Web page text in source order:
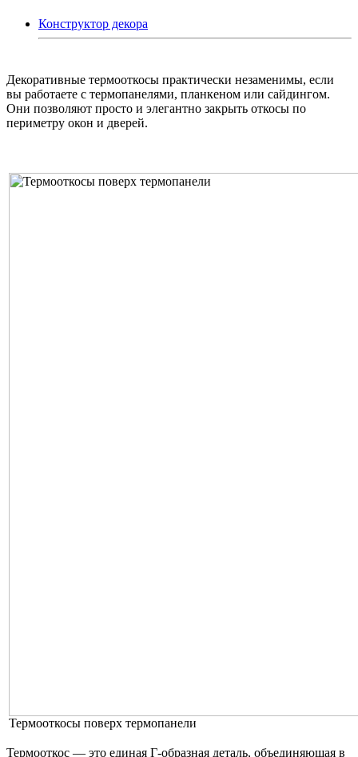
Конструктор декора
Декоративные термооткосы практически незаменимы, если
вы работаете с термопанелями, планкеном или сайдингом.
Они позволяют просто и элегантно закрыть откосы по
периметру окон и дверей.
Термооткосы поверх термопанели
Термооткос — это единая Г-образная деталь, объединяющая в